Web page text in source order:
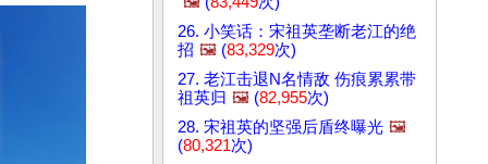
26. 小笑话：宋祖英垄断老江的绝
招 🖼️ (83,329次)
27. 老江击退N名情敌 伤痕累累带
祖英归 🖼️ (82,955次)
28. 宋祖英的坚强后盾终曝光 🖼️
(80,321次)